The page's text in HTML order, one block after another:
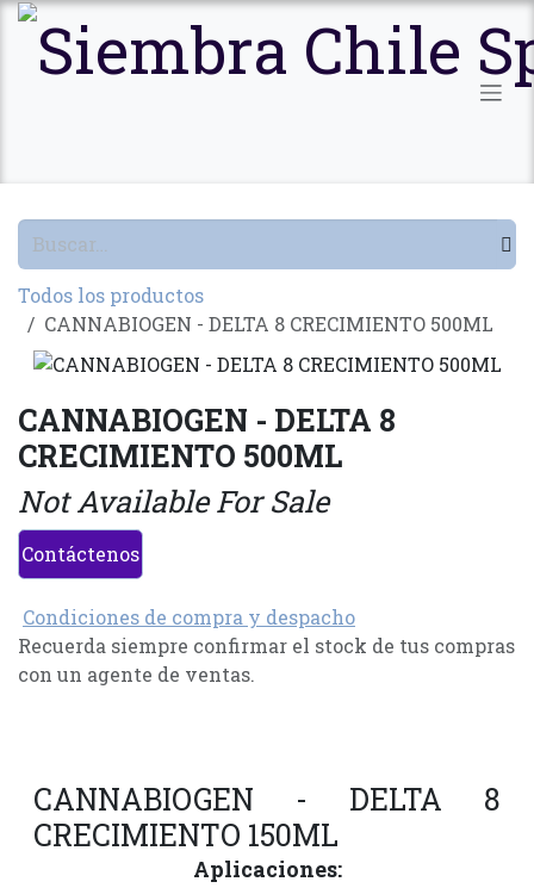
Ir al contenido
Todos los productos
CANNABIOGEN - DELTA 8 CRECIMIENTO 500ML
CANNABIOGEN - DELTA 8
CRECIMIENTO 500ML
Not Available For Sale
Contáctenos
Condiciones de compra y despacho
Recuerda siempre confirmar el stock de tus compras
con un agente de ventas.
CANNABIOGEN - DELTA 8
CRECIMIENTO 150ML
Aplicaciones: